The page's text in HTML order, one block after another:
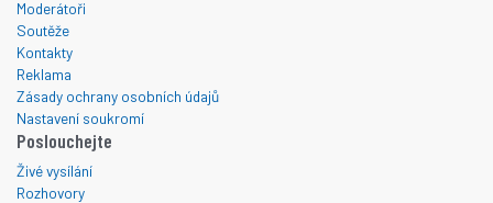
Moderátoři
Soutěže
Kontakty
Reklama
Zásady ochrany osobních údajů
Nastavení soukromí
Poslouchejte
Živé vysílání
Rozhovory